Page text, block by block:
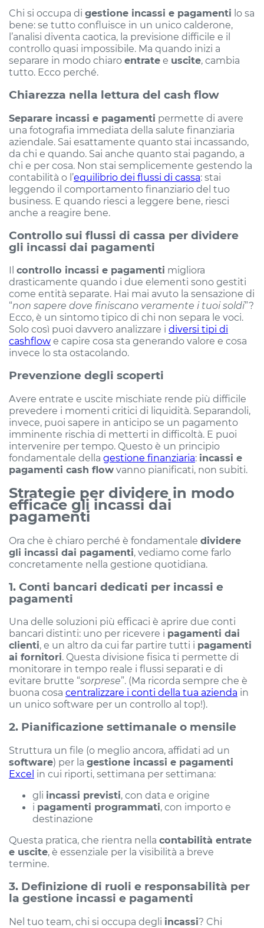
Chi si occupa di gestione incassi e pagamenti lo sa
bene: se tutto confluisce in un unico calderone,
l’analisi diventa caotica, la previsione difficile e il
controllo quasi impossibile. Ma quando inizi a
separare in modo chiaro entrate e uscite, cambia
tutto. Ecco perché.
Chiarezza nella lettura del cash flow
Separare incassi e pagamenti permette di avere
una fotografia immediata della salute finanziaria
aziendale. Sai esattamente quanto stai incassando,
da chi e quando. Sai anche quanto stai pagando, a
chi e per cosa. Non stai semplicemente gestendo la
contabilità o l’equilibrio dei flussi di cassa: stai
leggendo il comportamento finanziario del tuo
business. E quando riesci a leggere bene, riesci
anche a reagire bene.
Controllo sui flussi di cassa per dividere
gli incassi dai pagamenti
Il controllo incassi e pagamenti migliora
drasticamente quando i due elementi sono gestiti
come entità separate. Hai mai avuto la sensazione di
“non sapere dove finiscano veramente i tuoi soldi”?
Ecco, è un sintomo tipico di chi non separa le voci.
Solo così puoi davvero analizzare i diversi tipi di
cashflow e capire cosa sta generando valore e cosa
invece lo sta ostacolando.
Prevenzione degli scoperti
Avere entrate e uscite mischiate rende più difficile
prevedere i momenti critici di liquidità. Separandoli,
invece, puoi sapere in anticipo se un pagamento
imminente rischia di metterti in difficoltà. E puoi
intervenire per tempo. Questo è un principio
fondamentale della gestione finanziaria: incassi e
pagamenti cash flow vanno pianificati, non subiti.
Strategie per dividere in modo
efficace gli incassi dai
pagamenti
Ora che è chiaro perché è fondamentale dividere
gli incassi dai pagamenti, vediamo come farlo
concretamente nella gestione quotidiana.
1. Conti bancari dedicati per incassi e
pagamenti
Una delle soluzioni più efficaci è aprire due conti
bancari distinti: uno per ricevere i pagamenti dai
clienti, e un altro da cui far partire tutti i pagamenti
ai fornitori. Questa divisione fisica ti permette di
monitorare in tempo reale i flussi separati e di
evitare brutte “sorprese”. (Ma ricorda sempre che è
buona cosa centralizzare i conti della tua azienda in
un unico software per un controllo al top!).
2. Pianificazione settimanale o mensile
Struttura un file (o meglio ancora, affidati ad un
software) per la gestione incassi e pagamenti
Excel in cui riporti, settimana per settimana:
gli incassi previsti, con data e origine
i pagamenti programmati, con importo e
destinazione
Questa pratica, che rientra nella contabilità entrate
e uscite, è essenziale per la visibilità a breve
termine.
3. Definizione di ruoli e responsabilità per
la gestione incassi e pagamenti
Nel tuo team, chi si occupa degli incassi? Chi